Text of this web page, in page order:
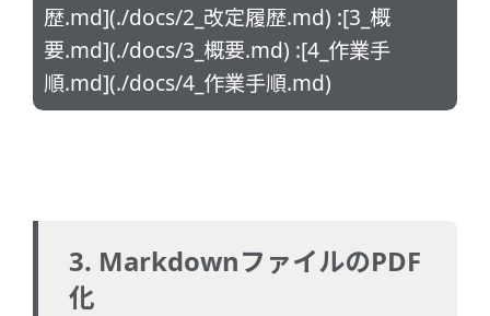
歴.md](./docs/2_改定履歴.md) :[3_概
要.md](./docs/3_概要.md) :[4_作業手
順.md](./docs/4_作業手順.md)
3. MarkdownファイルのPDF
化